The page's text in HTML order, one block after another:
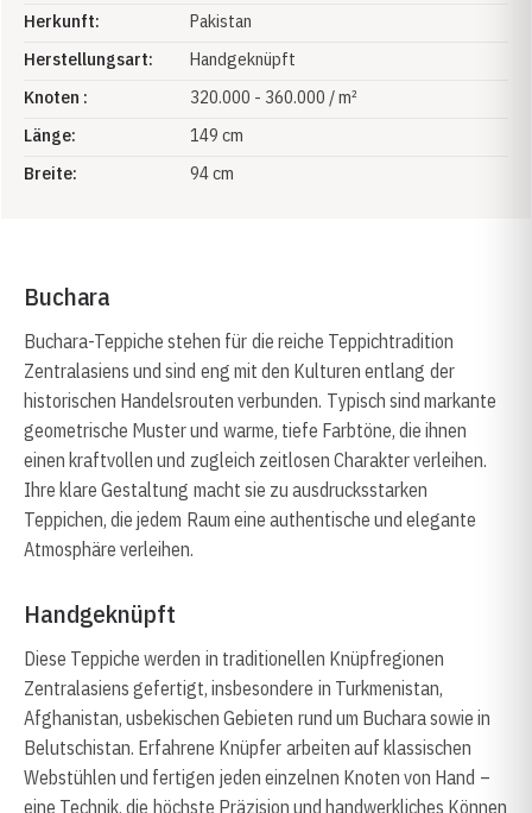
Herkunft:
Pakistan
Herstellungsart:
Handgeknüpft
Knoten :
320.000 - 360.000 / m²
Länge:
149 cm
Breite:
94 cm
Buchara
Buchara-Teppiche stehen für die reiche Teppichtradition
Zentralasiens und sind eng mit den Kulturen entlang der
historischen Handelsrouten verbunden. Typisch sind markante
geometrische Muster und warme, tiefe Farbtöne, die ihnen
einen kraftvollen und zugleich zeitlosen Charakter verleihen.
Ihre klare Gestaltung macht sie zu ausdrucksstarken
Teppichen, die jedem Raum eine authentische und elegante
Atmosphäre verleihen.
Handgeknüpft
Diese Teppiche werden in traditionellen Knüpfregionen
Zentralasiens gefertigt, insbesondere in Turkmenistan,
Afghanistan, usbekischen Gebieten rund um Buchara sowie in
Belutschistan. Erfahrene Knüpfer arbeiten auf klassischen
Webstühlen und fertigen jeden einzelnen Knoten von Hand –
eine Technik, die höchste Präzision und handwerkliches Können